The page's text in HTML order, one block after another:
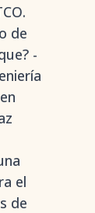
de
-
el
de